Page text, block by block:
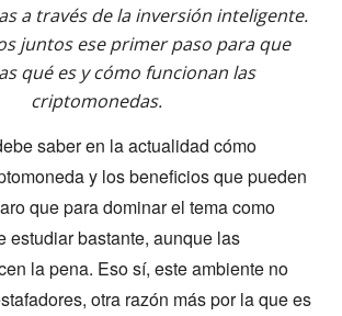
a través de la inversión inteligente.
juntos ese primer paso para que
qué es y cómo funcionan las
criptomonedas.
saber en la actualidad cómo
y los beneficios que pueden
que para dominar el tema como
estudiar bastante, aunque las
la pena. Eso sí, este ambiente no
otra razón más por la que es